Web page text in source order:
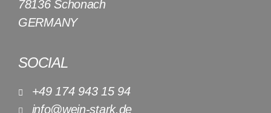
78136 Schonach
GERMANY
SOCIAL
+49 174 943 15 94
info@wein-stark.de